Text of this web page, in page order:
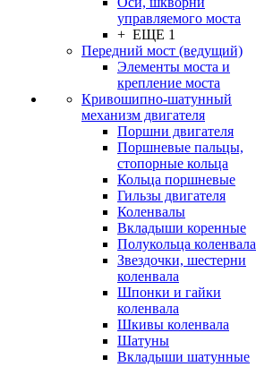
управляемого моста
+ ЕЩЕ 1
Передний мост (ведущий)
Элементы моста и
крепление моста
Кривошипно-шатунный
механизм двигателя
Поршни двигателя
Поршневые пальцы,
стопорные кольца
Кольца поршневые
Гильзы двигателя
Коленвалы
Вкладыши коренные
Полукольца коленвала
Звездочки, шестерни
коленвала
Шпонки и гайки
коленвала
Шкивы коленвала
Шатуны
Вкладыши шатунные